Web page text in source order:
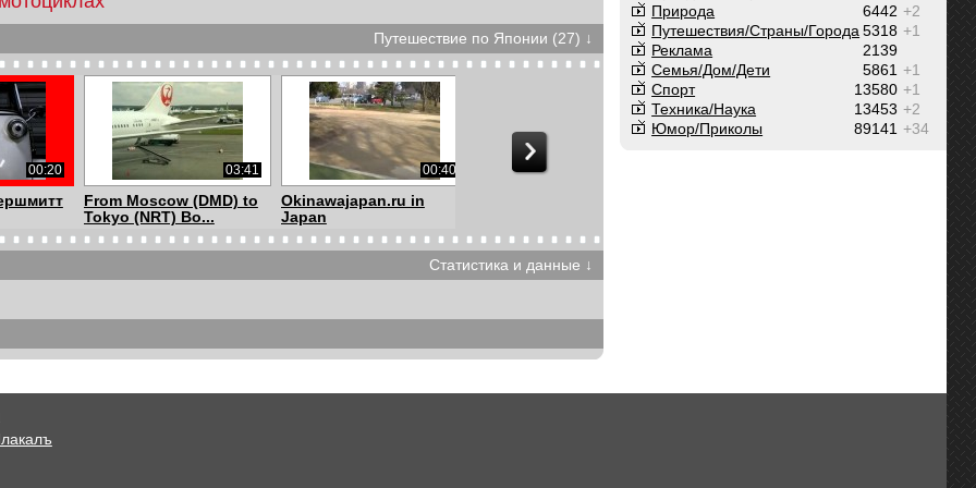
Путешествие по Японии (27) ↓
00:20 03:41
From Moscow (DMD) to
Tokyo (NRT) Bo...
00:40
Okinawajapan.ru in
Japan
08:15 04:34
ОКИНАВА. ЯпониЯ.
01:15
Удивительная Япония -
Статистика и данные ↓
+2
6442
Природа
+1
5318
Путешествия/Cтраны/Города
2139
Реклама
+1
5861
Семья/Дом/Дети
+1
13580
Спорт
+2
13453
Техника/Наука
+34
89141
Юмор/Приколы